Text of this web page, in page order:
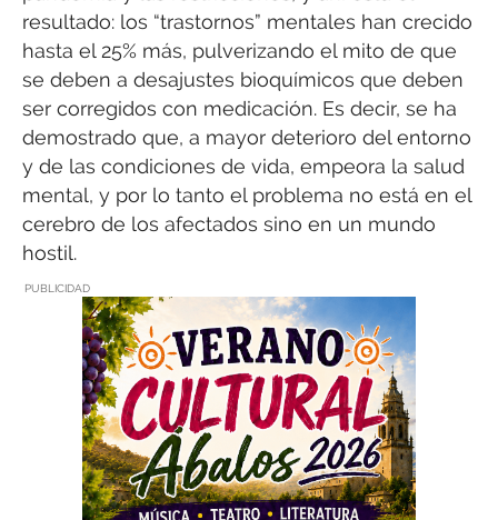
resultado: los “trastornos” mentales han crecido
hasta el 25% más, pulverizando el mito de que
se deben a desajustes bioquímicos que deben
ser corregidos con medicación. Es decir, se ha
demostrado que, a mayor deterioro del entorno
y de las condiciones de vida, empeora la salud
mental, y por lo tanto el problema no está en el
cerebro de los afectados sino en un mundo
hostil.
PUBLICIDAD